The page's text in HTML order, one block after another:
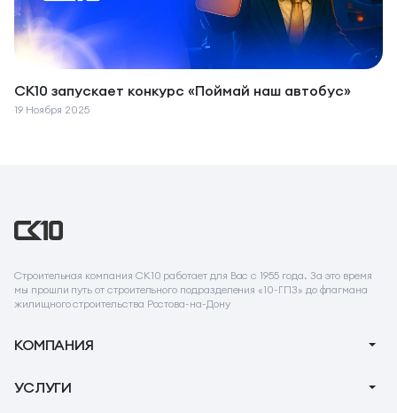
СК10 запускает конкурс «Поймай наш автобус»
19 Ноября 2025
Строительная компания СК10 работает для Вас с 1955 года. За это время
мы прошли путь от строительного подразделения «10-ГПЗ» до флагмана
жилищного строительства Ростова-на-Дону
КОМПАНИЯ
О компании
УСЛУГИ